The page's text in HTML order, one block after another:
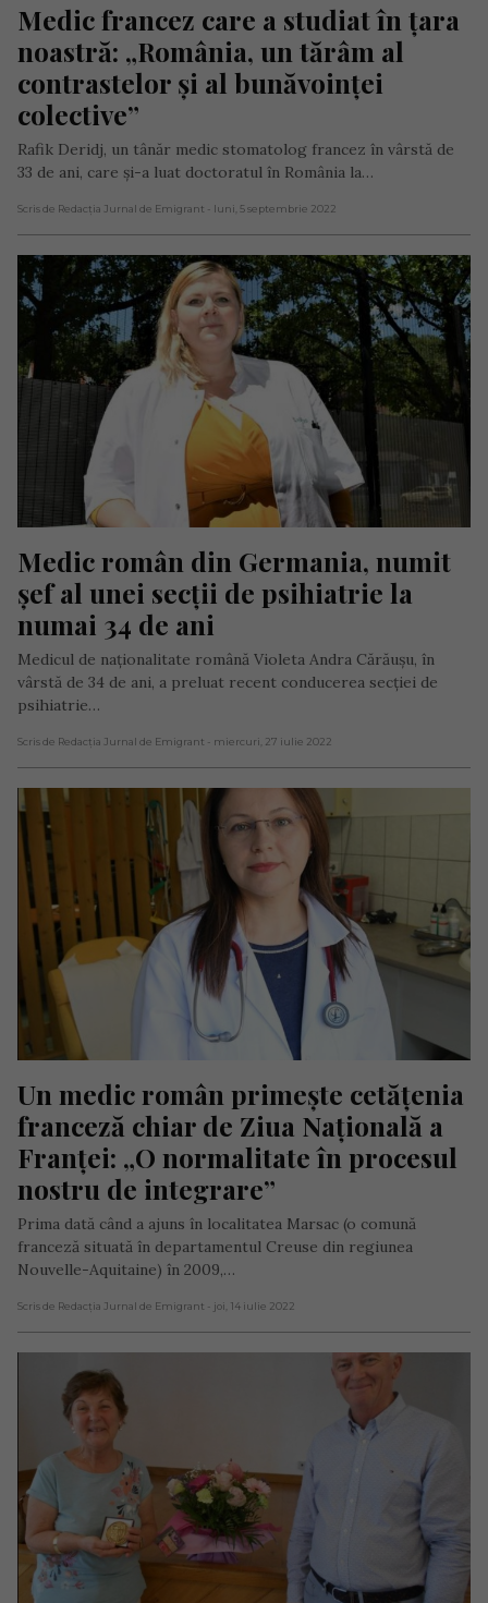
Medic francez care a studiat în țara
noastră: „România, un tărâm al
contrastelor și al bunăvoinței
colective”
Rafik Deridj, un tânăr medic stomatolog francez în vârstă de
33 de ani, care și-a luat doctoratul în România la…
Scris de Redacția Jurnal de Emigrant - luni, 5 septembrie 2022
Medic român din Germania, numit
șef al unei secții de psihiatrie la
numai 34 de ani
Medicul de naționalitate română Violeta Andra Cărăușu, în
vârstă de 34 de ani, a preluat recent conducerea secției de
psihiatrie…
Scris de Redacția Jurnal de Emigrant - miercuri, 27 iulie 2022
Un medic român primește cetățenia
franceză chiar de Ziua Națională a
Franței: „O normalitate în procesul
nostru de integrare”
Prima dată când a ajuns în localitatea Marsac (o comună
franceză situată în departamentul Creuse din regiunea
Nouvelle-Aquitaine) în 2009,…
Scris de Redacția Jurnal de Emigrant - joi, 14 iulie 2022